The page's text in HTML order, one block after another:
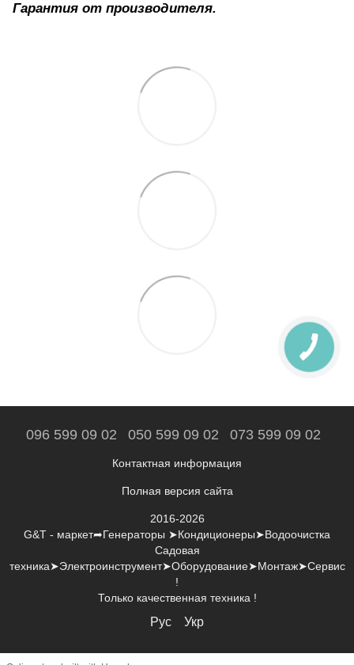
Гарантия от производителя.
096 599 09 02 050 599 09 02 073 599 09 02
Контактная информация
Полная версия сайта
2016-2026
G&T - маркет➦Генераторы ➤Кондиционеры➤Водоочистка
Садовая
техника➤Электроинструмент➤Оборудование➤Монтаж➤Сервис
!
Только качественная техника !
Рус Укр